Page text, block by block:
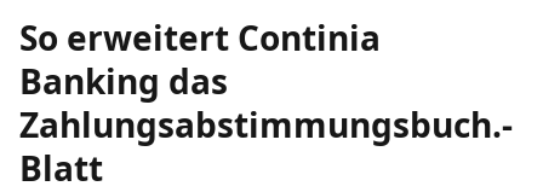
So erweitert Continia
Banking das
Zahlungsabstimmungsbuch.-
Blatt